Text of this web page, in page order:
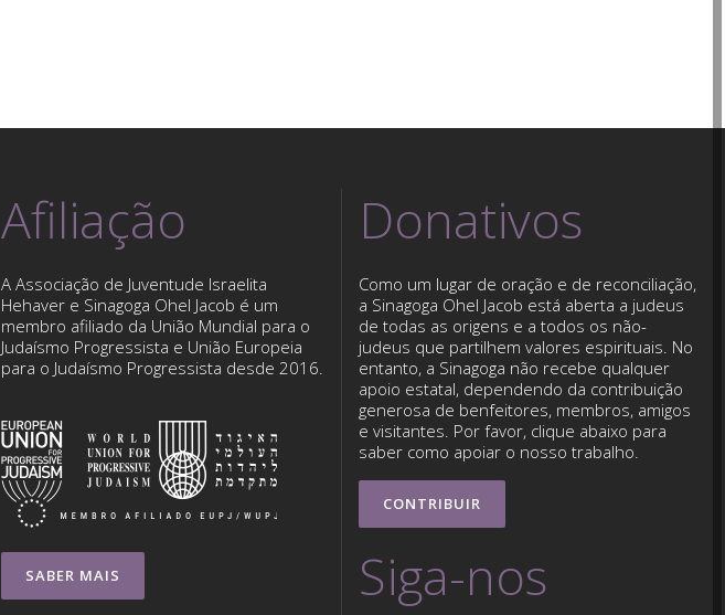
Afiliação
A Associação de Juventude Israelita
Hehaver e Sinagoga Ohel Jacob é um
membro afiliado da União Mundial para o
Judaísmo Progressista e União Europeia
para o Judaísmo Progressista desde 2016.
SABER MAIS
Donativos
Como um lugar de oração e de reconciliação,
a Sinagoga Ohel Jacob está aberta a judeus
de todas as origens e a todos os não-
judeus que partilhem valores espirituais. No
entanto, a Sinagoga não recebe qualquer
apoio estatal, dependendo da contribuição
generosa de benfeitores, membros, amigos
e visitantes. Por favor, clique abaixo para
saber como apoiar o nosso trabalho.
CONTRIBUIR
Siga-nos